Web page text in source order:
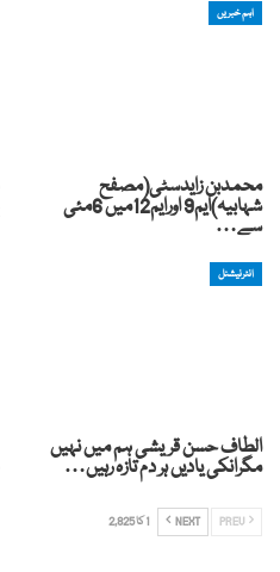
اہم خبریں
محمدبن زایدسٹی(مصفح
شہابیہ)ایم9 اورایم12میں 6مئی
سے…
انٹرنیشنل
الطاف حسن قریشی ہم میں نہیں
مگرانکی یادیں ہر دم تازہ رہیں…
NEXT 1 کا 2,825